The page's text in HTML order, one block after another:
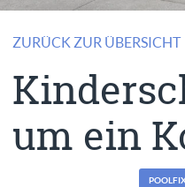
ZURÜCK ZUR ÜBERSICHT
um ein